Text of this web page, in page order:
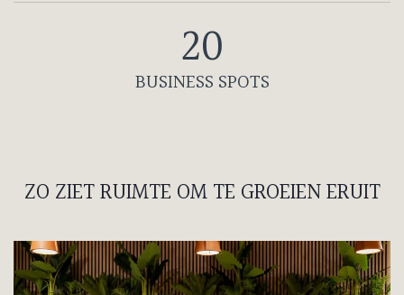
20
BUSINESS SPOTS
ZO ZIET RUIMTE OM TE GROEIEN ERUIT